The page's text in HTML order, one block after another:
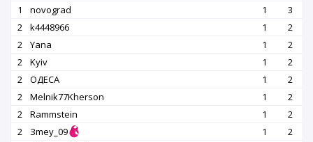
1
novograd 1
3
2
k4448966 1
2
2
Yana 1
2
2
Kyiv 1
2
2
OДЕСА 1
2
2
Melnik77Kherson 1
2
2
Rammstein 1
2
2
Зmey_09 1
2